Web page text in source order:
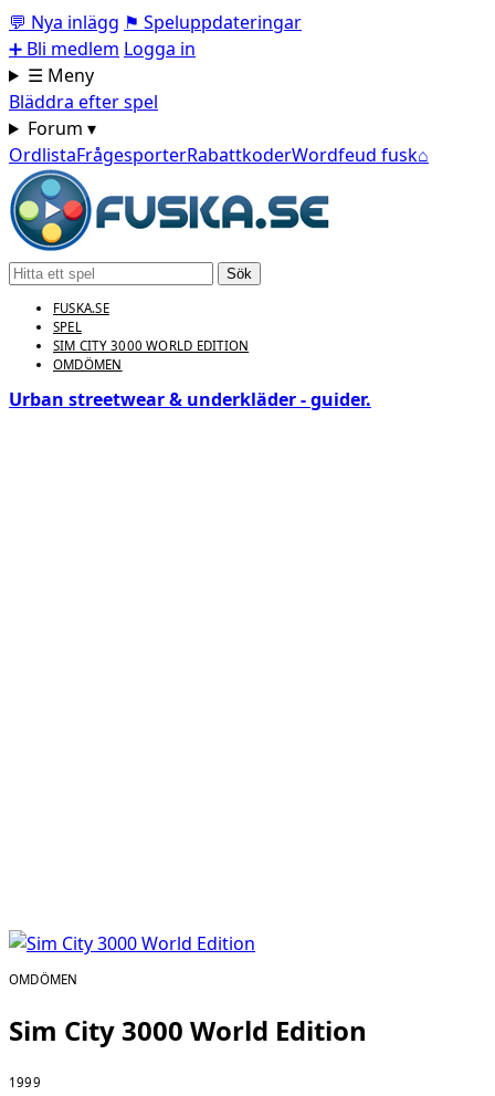
💬 Nya inlägg ⚑ Speluppdateringar
➕ Bli medlem Logga in
☰ Meny
Bläddra efter spel
Forum ▾
OrdlistaFrågesporterRabattkoderWordfeud fusk⌂
Sök
FUSKA.SE
SPEL
SIM CITY 3000 WORLD EDITION
OMDÖMEN
Urban streetwear & underkläder - guider.
OMDÖMEN
Sim City 3000 World Edition
1999